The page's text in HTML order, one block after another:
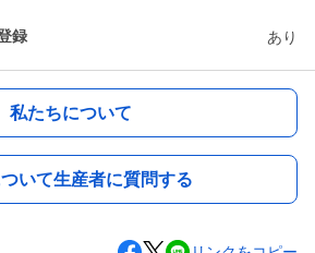
録 あり
私たちについて
いて生産者に質問する